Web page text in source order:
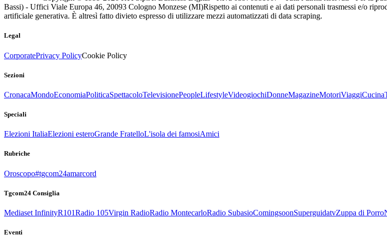
Bassi) - Uffici Viale Europa 46, 20093 Cologno Monzese (MI)Rispetto ai contenuti e ai dati personali trasmessi e/o
artificiale generativa. È altresì fatto divieto espresso di utilizzare mezzi automatizzati di data scraping.
Legal
CorporatePrivacy PolicyCookie Policy
Sezioni
CronacaMondoEconomiaPoliticaSpettacoloTelevisionePeopleLifestyleVideogiochiDonneMagazineMotoriViaggiCucina
Speciali
Elezioni ItaliaElezioni esteroGrande FratelloL'isola dei famosiAmici
Rubriche
Oroscopo#tgcom24amarcord
Tgcom24 Consiglia
Mediaset InfinityR101Radio 105Virgin RadioRadio MontecarloRadio SubasioComingsoonSuperguidatvZuppa di Porro
Eventi